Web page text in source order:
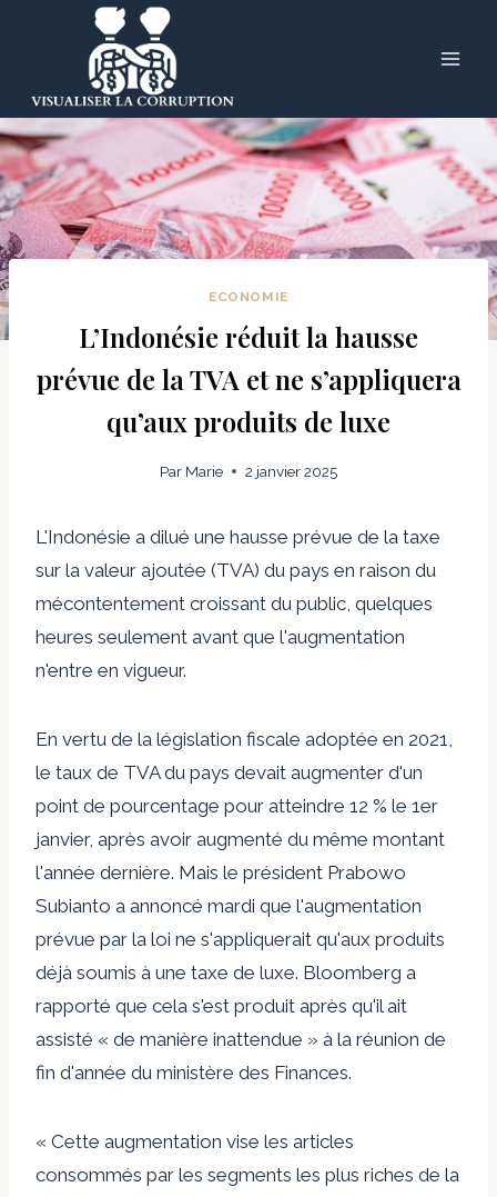
ECONOMIE
L’Indonésie réduit la hausse
prévue de la TVA et ne s’appliquera
qu’aux produits de luxe
Par Marie 2 janvier 2025
L'Indonésie a dilué une hausse prévue de la taxe
sur la valeur ajoutée (TVA) du pays en raison du
mécontentement croissant du public, quelques
heures seulement avant que l'augmentation
n'entre en vigueur.
En vertu de la législation fiscale adoptée en 2021,
le taux de TVA du pays devait augmenter d'un
point de pourcentage pour atteindre 12 % le 1er
janvier, après avoir augmenté du même montant
l'année dernière. Mais le président Prabowo
Subianto a annoncé mardi que l'augmentation
prévue par la loi ne s'appliquerait qu'aux produits
déjà soumis à une taxe de luxe. Bloomberg a
rapporté que cela s'est produit après qu'il ait
assisté « de manière inattendue » à la réunion de
fin d'année du ministère des Finances.
« Cette augmentation vise les articles
consommés par les segments les plus riches de la